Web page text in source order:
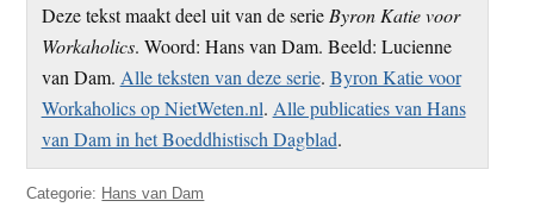
Deze tekst maakt deel uit van de serie Byron Katie voor
Workaholics. Woord: Hans van Dam. Beeld: Lucienne
van Dam. Alle teksten van deze serie. Byron Katie voor
Workaholics op NietWeten.nl. Alle publicaties van Hans
van Dam in het Boeddhistisch Dagblad.
Categorie: Hans van Dam